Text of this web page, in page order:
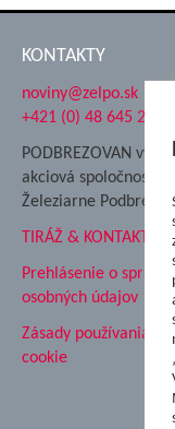
KONTAKTY
noviny@zelpo.sk
+421 (0) 48 645 2711
PODBREZOVAN
akciová spoločnosť
Železiarne
TIRÁŽ & KONTAKT
Prehlásenie o
osobných údajov
Zásady používania
cookie